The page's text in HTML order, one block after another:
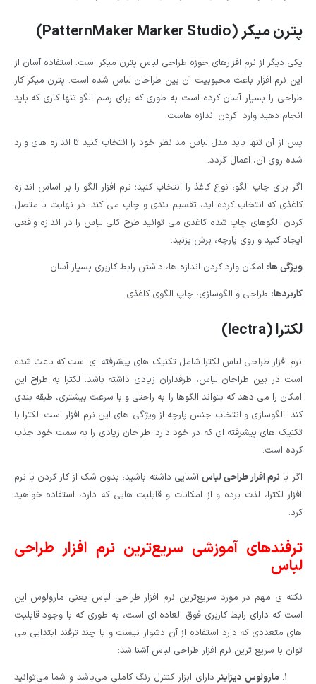
پترن میکر (PatternMaker Marker Studio)
یکی دیگر از نرم افزارهای حوزه طراحی لباس پترن میکر است. استفاده آسان از
این نرم افزار باعث محبوبیت آن بین طراحان لباس شده است. پترن میکر کار
طراحی را بسیار آسان کرده است به طوری که برای رسم الگو تنها کاری که باید
انجام دهید وارد کردن اندازه هاست.
پس از آن تنها باید مدل لباس مد نظر خود را انتخاب کنید تا اندازه های وارد
شده روی آن، اعمال گردد.
اگر برای چاپ الگو، نوع کاغذ را انتخاب کنید؛ نرم افزار الگو را بر اساس اندازه
کاغذی که انتخاب کرده اید، تقسیم بندی و چاپ می کند. در نهایت با متصل
کردن الگوهای چاپ شده کاغذی می توانید طرح کلی لباس را در اندازه واقعی
ایجاد کنید و روی پارچه، برش بزنید.
ویژگی ها: امکان وارد کردن اندازه ها، داشتن رابط کاربری بسیار آسان
کاربردها: طراحی و الگوسازی، چاپ الگوی کاغذی
لکترا (lectra)
نرم افزار طراحی لباس لکترا شامل تکنیک های پیشرفته ای است که باعث شده
است در بین طراحان لباس، طرفداران زیادی داشته باشد. لکترا به طراح این
امکان را می دهد که بتواند الگوها را به راحتی و با سرعت بیشتری، طبقه بندی
کند. الگوسازی و انتخاب جنس پارچه از ویژگی های این نرم افزار است. لکترا با
تکنیک های پیشرفته ای که در خود دارد؛ طراحان زیادی را به سمت خود جذب
کرده است.
اگر با نرم افزار طراحی لباس آشنایی داشته باشید، بدون شک از کار کردن با نرم
افزار لکترا، لذت برده و از امکانات و قابلیت هایی که دارد، استفاده خواهید
کرد.
ترفندهای آموزشی سریع‌ترین نرم ‌افزار طراحی
لباس
نکته ی مهم در مورد سریع‌ترین نرم ‌افزار طراحی لباس یعنی مارولوس این
است که دارای رابط کاربری فوق العاده ای است، به طوری که با وجود قابلیت
های متعددی که دارد استفاده از آن دشوار نیست و با چند ترفند ابتدایی می
توان با سریع ترین نرم افزار طراحی لباس آشنا شد:
مارولوس دیزاینردارای ابزار کنترل رنگ کاملی می‌باشد و شما می‌توانید